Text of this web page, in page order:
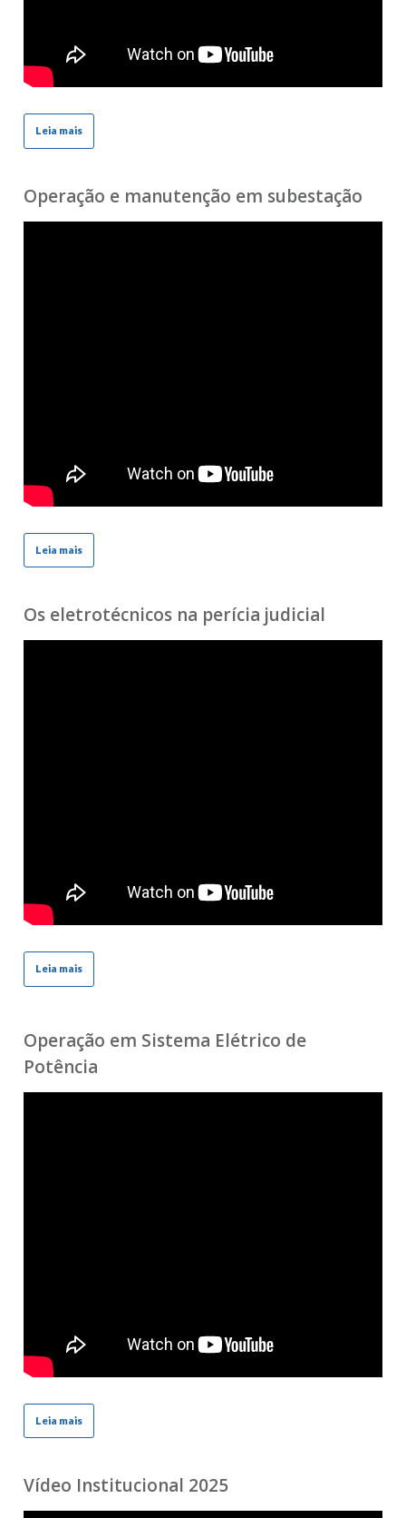
Leia mais
Operação e manutenção em subestação
Leia mais
Os eletrotécnicos na perícia judicial
Leia mais
Operação em Sistema Elétrico de
Potência
Leia mais
Vídeo Institucional 2025